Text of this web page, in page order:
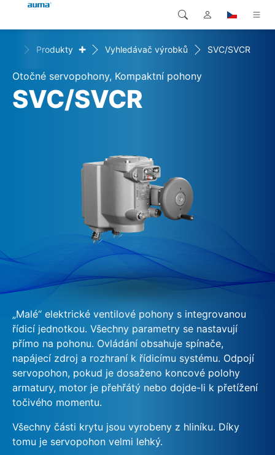
Produkty
Řešení
Global
Evropa
Severní Amerika
Vyhledávání
Produkty + Vyhledávač výrobků SVC/SVCR
Otočné servopohony, Kompaktní pohony
SVC/SVCR
„Malé“ elektrické ventilové pohony s integrovanou
řídicí jednotkou. Všechny parametry se nastavují
přímo na pohonu. Ovládání obsahuje spínače,
napájecí zdroj a rozhraní k řídicímu systému. Odpojí
servopohon, pokud je dosaženo koncové polohy
armatury, motor je přehřátý nebo dojde-li k přetížení
točivého momentu.
Všechny části krytu jsou vyrobeny z hliníku. Díky
tomu je servopohon velmi lehký.